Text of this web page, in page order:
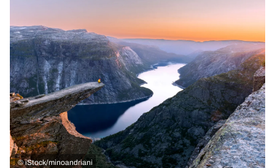
© iStock/minoandriani